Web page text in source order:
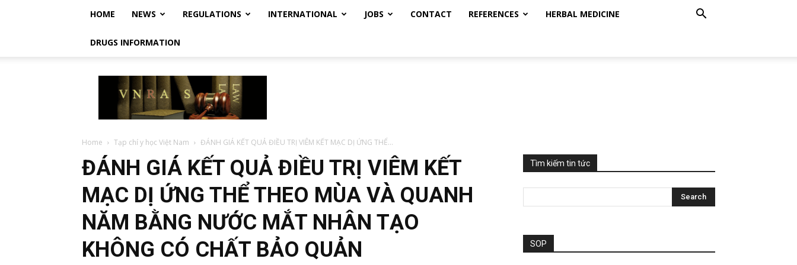
HOME NEWS REGULATIONS INTERNATIONAL JOBS CONTACT REFERENCES HERBAL MEDICINE
DRUGS INFORMATION
Vietnam
Regulatory
Affairs
Society
Luật
Việt
Nam
Home Tạp chí y học Việt Nam ĐÁNH GIÁ KẾT QUẢ ĐIỀU TRỊ VIÊM KẾT MẠC DỊ ỨNG THỂ...
ĐÁNH GIÁ KẾT QUẢ ĐIỀU TRỊ VIÊM KẾT
MẠC DỊ ỨNG THỂ THEO MÙA VÀ QUANH
NĂM BẰNG NƯỚC MẮT NHÂN TẠO
KHÔNG CÓ CHẤT BẢO QUẢN
Tìm kiếm tin tức
SOP